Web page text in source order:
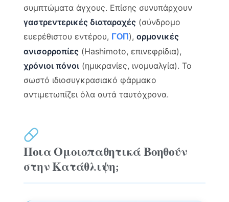
συμπτώματα άγχους. Επίσης συνυπάρχουν
γαστρεντερικές διαταραχές (σύνδρομο
ευερέθιστου εντέρου, ΓΟΠ ),ορμονικές
ανισορροπίες (Hashimoto, επινεφρίδια),
χρόνιοι πόνοι (ημικρανίες, ινομυαλγία). Το
σωστό ιδιοσυγκρασιακό φάρμακο
αντιμετωπίζει όλα αυτά ταυτόχρονα.
Ποια Ομοιοπαθητικά Βοηθούν
στην Κατάθλιψη;